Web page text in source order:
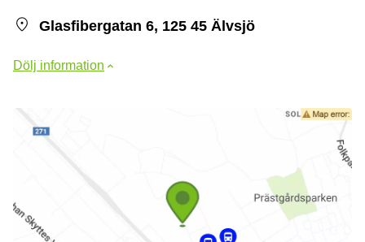
Glasfibergatan 6, 125 45 Älvsjö
Dölj information